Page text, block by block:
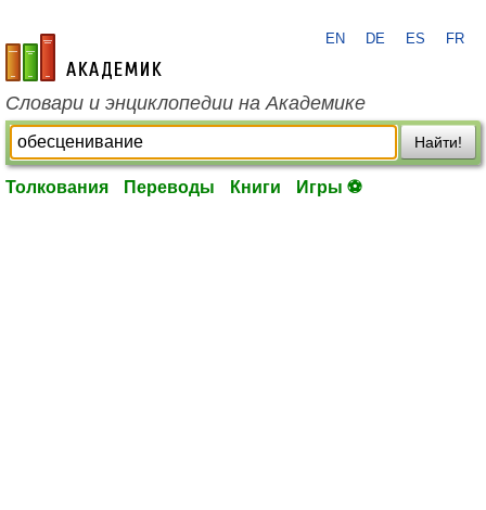
academic.ru
EN DE ES FR
Словари и энциклопедии на Академике
Найти!
Толкования Переводы Книги Игры ⚽